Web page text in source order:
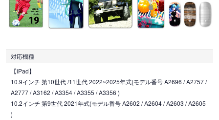
対応機種
【iPad】
10.9インチ 第10世代 /11世代 2022~2025年式(モデル番号 A2696 / A2757 /
A2777 / A3162 / A3354 / A3355 / A3356 )
10.2インチ 第9世代 2021年式(モデル番号 A2602 / A2604 / A2603 / A2605
)